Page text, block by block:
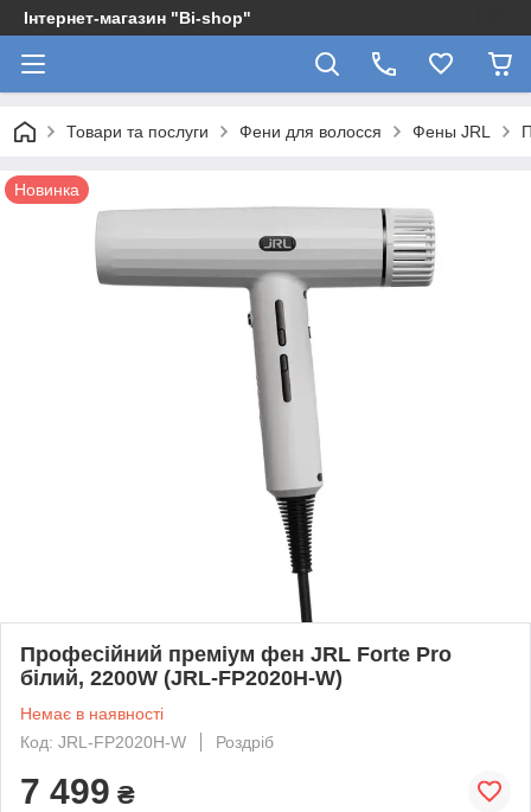
Інтернет-магазин "Bi-shop"
Товари та послуги Фени для волосся Фены JRL
Новинка
Професійний преміум фен JRL Forte Pro
білий, 2200W (JRL-FP2020H-W)
Немає в наявності
Код: JRL-FP2020H-W
Роздріб
7 499 ₴